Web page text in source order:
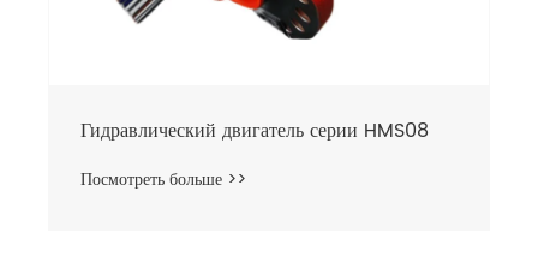
Гидравлический двигатель серии HMS08
Посмотреть больше >>